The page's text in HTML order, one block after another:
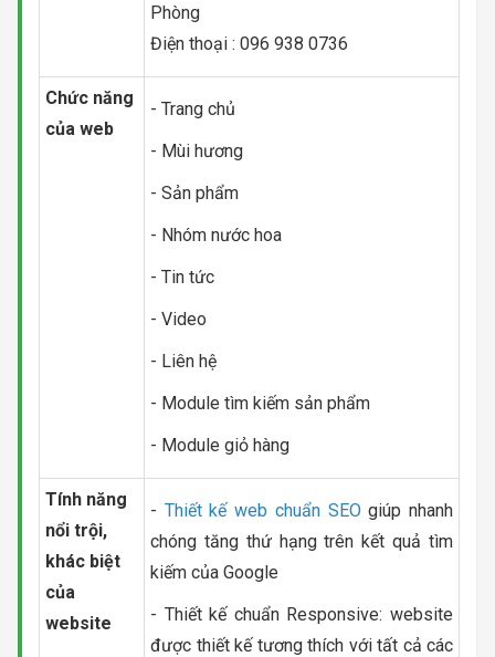
Phòng
Điện thoại : 096 938 0736
Chức năng
của web
- Trang chủ
- Mùi hương
- Sản phẩm
- Nhóm nước hoa
- Tin tức
- Video
- Liên hệ
- Module tìm kiếm sản phẩm
- Module giỏ hàng
Tính năng
nổi trội,
khác biệt
của
website
- Thiết kế web chuẩn SEOgiúp nhanh
chóng tăng thứ hạng trên kết quả tìm
kiếm của Google
- Thiết kế chuẩn Responsive: website
được thiết kế tương thích với tất cả các